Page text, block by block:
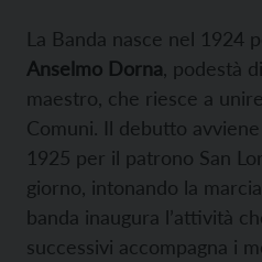
La Banda nasce nel 1924
Anselmo Dorna , podestà
maestro, che riesce a
Comuni. Il debutto avviene
1925 per il patrono San
giorno, intonando la
banda inaugura l’attività
successivi accompagna i